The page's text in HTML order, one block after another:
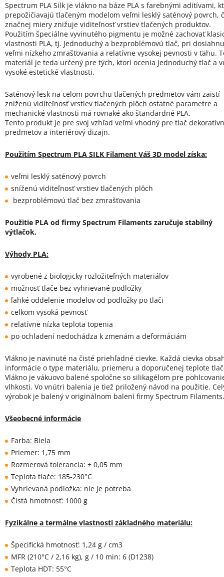
Spectrum PLA Silk je vlákno na báze PLA s farebnými aditívami,
prepožičiavajú tlačeným modelom veľmi lesklý saténový povrch,
značnej miery znižuje viditeľnosť vrstiev tlačených produktov.
Použitím špeciálne vyvinutého pigmentu je možné zachovať
vlastnosti PLA, tj. Jednoduchý a bezproblémovú tlač, pri
veľmi nízkeho zmrašťovania a relatívne vysokej pevnosti v ťahu.
materiál je teda určený pre tých, ktorí ocenia jednoduchý tlač a
vysoké estetické vlastnosti.
Saténový lesk na celom povrchu tlačených predmetov vám zaistí
zníženú viditeľnosť vrstiev tlačených plôch ostatné parametre a
mechanické vlastnosti má rovnaké ako štandardné PLA.
Tento produkt je pre svoj vzhľad veľmi vhodný pre tlač
predmetov a interiérový dizajn.
Použitím Spectrum PLA SILK Filament Váš 3D model získa:
veľmi lesklý saténový povrch
sníženú viditeľnosť vrstiev tlačených plôch
bezproblémovú tlač bez zmrašťovania
Použitie PLA od firmy Spectrum Filaments zaručuje stabilný
výtlačok.
Výhody PLA:
vyrobené z biologicky rozložiteľných materiálov
možnosť tlače bez vyhrievané podložky
ľahké oddelenie modelov od podložky po tlači
celkom vysoká pevnosť
relatívne nízka teplota topenia
po ochladení nedochádza k zmenám a deformáciám
Vlákno je navinuté na čisté priehľadné cievke. Každá cievka
informácie o type materiálu, priemeru a doporučenej teplote
Vlákno je vákuovo balené spoločne so silikagélom pre
vlhkosti. Vo vnútri balenia je tiež priložený návod na použitie.
výrobok je balený v originálnom balení firmy Spectrum Filaments.
Všeobecné informácie
Farba: Biela
Priemer: 1,75 mm
Rozmerová tolerancia: ± 0,05 mm
Teplota tlače: 185-230°C
Vyhrievaná podložka: nie je potreba
Čistá hmotnosť: 1000 g
Fyzikálne a termálne vlastnosti základného materiálu:
Špecifická hmotnosť: 1,24 g / cm3
MFR (210°C / 2,16 kg), g / 10 min: 6 (D1238)
Teplota HDT: 55°C